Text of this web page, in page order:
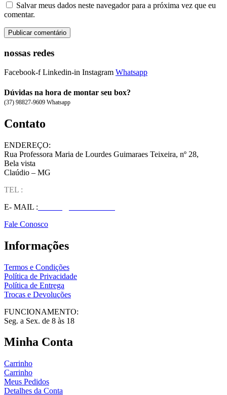
Salvar meus dados neste navegador para a próxima vez que eu
comentar.
nossas redes
Facebook-f Linkedin-in Instagram Whatsapp
Dúvidas na hora de montar seu box?
(37) 98827-9609 Whatsapp
Contato
ENDEREÇO:
Rua Professora Maria de Lourdes Guimaraes Teixeira, nº 28,
Bela vista
Claúdio – MG
TEL :
E- MAIL :
Fale Conosco
Informações
Termos e Condições
Política de Privacidade
Política de Entrega
Trocas e Devoluções
FUNCIONAMENTO:
Seg. a Sex. de 8 às 18
Minha Conta
Carrinho
Carrinho
Meus Pedidos
Detalhes da Conta